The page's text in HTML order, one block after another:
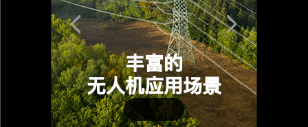
丰富的
无人机应用场景